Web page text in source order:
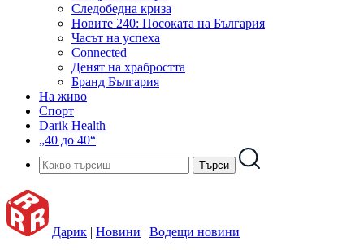
Следобедна криза
Новите 240: Посоката на България
Часът на успеха
Connected
Денят на храбростта
Бранд България
На живо
Спорт
Darik Health
„40 до 40“
Дарик | Новини | Водещи новини